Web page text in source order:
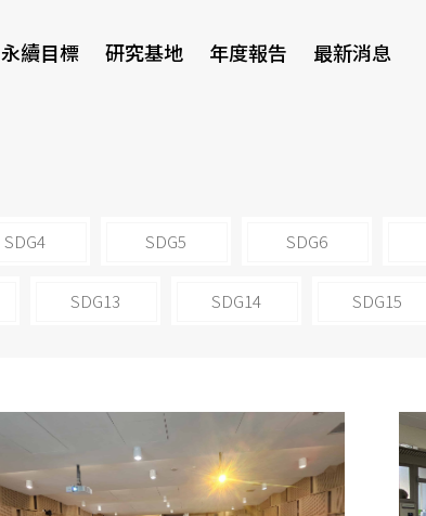
永續目標 研究基地 年度報告 最新消息
SDG4 SDG5 SDG6
SDG13 SDG14 SDG15